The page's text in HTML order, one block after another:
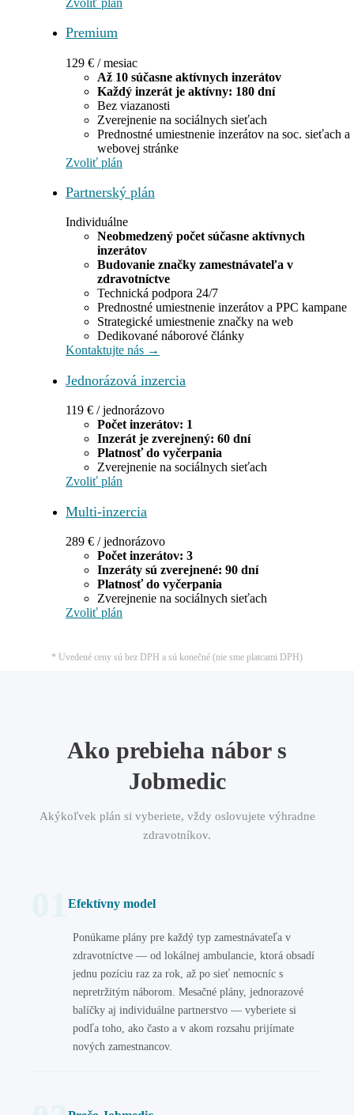
Premium
129€ / mesiac
Až 10 súčasne aktívnych inzerátov
Každý inzerát je aktívny: 180 dní
Bez viazanosti
Zverejnenie na sociálnych sieťach
Prednostné umiestnenie inzerátov na soc. sieťach a
webovej stránke
Zvoliť plán
Partnerský plán
Individuálne
Neobmedzený počet súčasne aktívnych
inzerátov
Budovanie značky zamestnávateľa v
zdravotníctve
Technická podpora 24/7
Prednostné umiestnenie inzerátov a PPC kampane
Strategické umiestnenie značky na web
Dedikované náborové články
Kontaktujte nás →
Jednorázová inzercia
119€ / jednorázovo
Počet inzerátov: 1
Inzerát je zverejnený: 60 dní
Platnosť do vyčerpania
Zverejnenie na sociálnych sieťach
Zvoliť plán
Multi-inzercia
289€ / jednorázovo
Počet inzerátov: 3
Inzeráty sú zverejnené: 90 dní
Platnosť do vyčerpania
Zverejnenie na sociálnych sieťach
Zvoliť plán
* Uvedené ceny sú bez DPH a sú konečné (nie sme platcami DPH)
Ako prebieha nábor s
Jobmedic
Akýkoľvek plán si vyberiete, vždy oslovujete výhradne
zdravotníkov.
Efektívny model
Ponúkame plány pre každý typ zamestnávateľa v
zdravotníctve — od lokálnej ambulancie, ktorá obsadí
jednu pozíciu raz za rok, až po sieť nemocníc s
nepretržitým náborom. Mesačné plány, jednorazové
balíčky aj individuálne partnerstvo — vyberiete si
podľa toho, ako často a v akom rozsahu prijímate
nových zamestnancov.